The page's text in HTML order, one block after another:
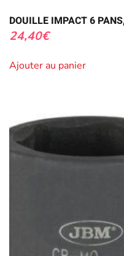
DOUILLE IMPACT 6
24,40€
Ajouter au panier